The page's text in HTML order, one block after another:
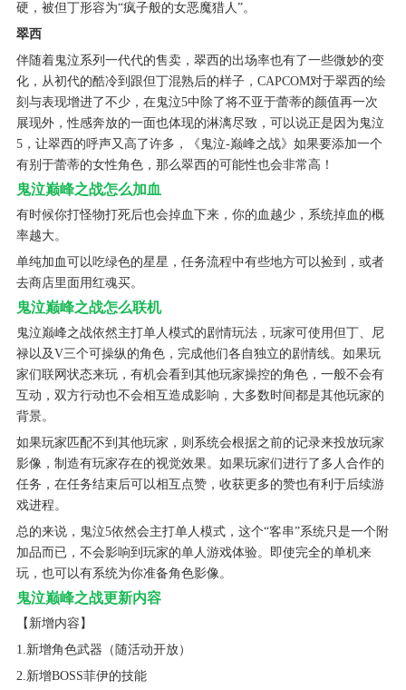
硬，被但丁形容为“疯子般的女恶魔猎人”。
翠西
伴随着鬼泣系列一代代的售卖，翠西的出场率也有了一些微妙的变
化，从初代的酷冷到跟但丁混熟后的样子，CAPCOM对于翠西的绘
刻与表现增进了不少，在鬼泣5中除了将不亚于蕾蒂的颜值再一次
展现外，性感奔放的一面也体现的淋漓尽致，可以说正是因为鬼泣
5，让翠西的呼声又高了许多，《鬼泣-巅峰之战》如果要添加一个
有别于蕾蒂的女性角色，那么翠西的可能性也会非常高！
鬼泣巅峰之战怎么加血
有时候你打怪物打死后也会掉血下来，你的血越少，系统掉血的概
率越大。
单纯加血可以吃绿色的星星，任务流程中有些地方可以捡到，或者
去商店里面用红魂买。
鬼泣巅峰之战怎么联机
鬼泣巅峰之战依然主打单人模式的剧情玩法，玩家可使用但丁、尼
禄以及V三个可操纵的角色，完成他们各自独立的剧情线。如果玩
家们联网状态来玩，有机会看到其他玩家操控的角色，一般不会有
互动，双方行动也不会相互造成影响，大多数时间都是其他玩家的
背景。
如果玩家匹配不到其他玩家，则系统会根据之前的记录来投放玩家
影像，制造有玩家存在的视觉效果。如果玩家们进行了多人合作的
任务，在任务结束后可以相互点赞，收获更多的赞也有利于后续游
戏进程。
总的来说，鬼泣5依然会主打单人模式，这个“客串”系统只是一个附
加品而已，不会影响到玩家的单人游戏体验。即使完全的单机来
玩，也可以有系统为你准备角色影像。
鬼泣巅峰之战更新内容
【新增内容】
1.新增角色武器（随活动开放）
2.新增BOSS菲伊的技能